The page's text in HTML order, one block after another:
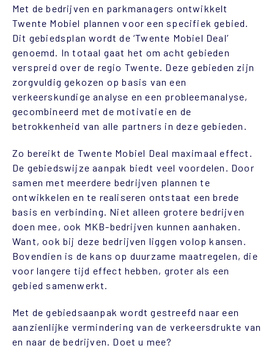
Met de bedrijven en parkmanagers ontwikkelt
Twente Mobiel plannen voor een specifiek gebied.
Dit gebiedsplan wordt de ‘Twente Mobiel Deal’
genoemd. In totaal gaat het om acht gebieden
verspreid over de regio Twente. Deze gebieden zijn
zorgvuldig gekozen op basis van een
verkeerskundige analyse en een probleemanalyse,
gecombineerd met de motivatie en de
betrokkenheid van alle partners in deze gebieden.
Zo bereikt de Twente Mobiel Deal maximaal effect.
De gebiedswijze aanpak biedt veel voordelen. Door
samen met meerdere bedrijven plannen te
ontwikkelen en te realiseren ontstaat een brede
basis en verbinding. Niet alleen grotere bedrijven
doen mee, ook MKB-bedrijven kunnen aanhaken.
Want, ook bij deze bedrijven liggen volop kansen.
Bovendien is de kans op duurzame maatregelen, die
voor langere tijd effect hebben, groter als een
gebied samenwerkt.
Met de gebiedsaanpak wordt gestreefd naar een
aanzienlijke vermindering van de verkeersdrukte van
en naar de bedrijven. Doet u mee?